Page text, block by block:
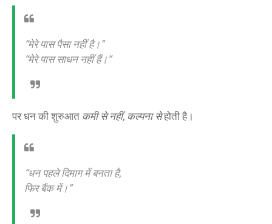
“मेरे पास पैसा नहीं है।”
“मेरे पास साधन नहीं हैं।”
पर धन की शुरुआत कमी से नहीं, कल्पना सेहोती है।
“धन पहले दिमाग में बनता है,
फिर बैंक में।”